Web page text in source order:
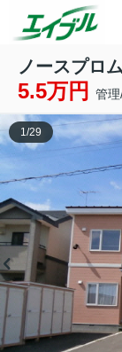
ノースプロ
5.5万円 管
1/29